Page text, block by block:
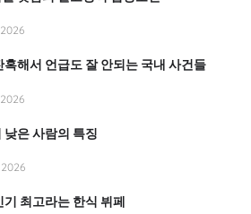
혹해서 언급도 잘 안되는 국내 사건들
낮은 사람의 특징
기 최고라는 한식 뷔페